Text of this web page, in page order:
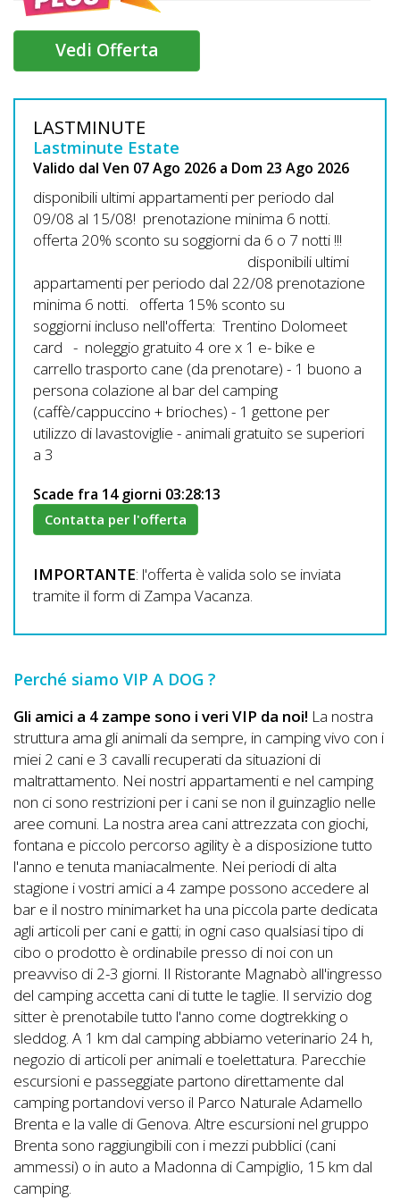
SCONTO
Video
Lavora
con
Noi
Inserisci
Accedi
Registrati
Vedi Offerta
LASTMINUTE
Lastminute Estate
Valido dal Ven 07 Ago 2026 a Dom 23 Ago 2026
disponibili ultimi appartamenti per periodo dal
09/08 al 15/08! prenotazione minima 6 notti.
offerta 20% sconto su soggiorni da 6 o 7 notti !!!
disponibili ultimi
appartamenti per periodo dal 22/08 prenotazione
minima 6 notti. offerta 15% sconto su
soggiorni incluso nell'offerta: Trentino Dolomeet
card - noleggio gratuito 4 ore x 1 e- bike e
carrello trasporto cane (da prenotare) - 1 buono a
persona colazione al bar del camping
(caffè/cappuccino + brioches) - 1 gettone per
utilizzo di lavastoviglie - animali gratuito se superiori
a 3
Scade fra 14 giorni 03:28:12
Contatta per l'offerta
IMPORTANTE: l'offerta è valida solo se inviata
tramite il form di Zampa Vacanza.
Perché siamo VIP A DOG ?
Gli amici a 4 zampe sono i veri VIP da noi! La nostra
struttura ama gli animali da sempre, in camping vivo con i
miei 2 cani e 3 cavalli recuperati da situazioni di
maltrattamento. Nei nostri appartamenti e nel camping
non ci sono restrizioni per i cani se non il guinzaglio nelle
aree comuni. La nostra area cani attrezzata con giochi,
fontana e piccolo percorso agility è a disposizione tutto
l'anno e tenuta maniacalmente. Nei periodi di alta
stagione i vostri amici a 4 zampe possono accedere al
bar e il nostro minimarket ha una piccola parte dedicata
agli articoli per cani e gatti; in ogni caso qualsiasi tipo di
cibo o prodotto è ordinabile presso di noi con un
preavviso di 2-3 giorni. Il Ristorante Magnabò all'ingresso
del camping accetta cani di tutte le taglie. Il servizio dog
sitter è prenotabile tutto l'anno come dogtrekking o
sleddog. A 1 km dal camping abbiamo veterinario 24 h,
negozio di articoli per animali e toelettatura. Parecchie
escursioni e passeggiate partono direttamente dal
camping portandovi verso il Parco Naturale Adamello
Brenta e la valle di Genova. Altre escursioni nel gruppo
Brenta sono raggiungibili con i mezzi pubblici (cani
ammessi) o in auto a Madonna di Campiglio, 15 km dal
camping.